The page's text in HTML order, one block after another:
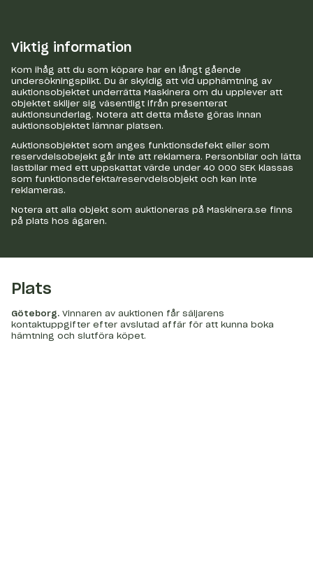
Viktig information
Kom ihåg att du som köpare har en långt gående
undersökningsplikt. Du är skyldig att vid upphämtning av
auktionsobjektet underrätta Maskinera om du upplever att
objektet skiljer sig väsentligt ifrån presenterat
auktionsunderlag. Notera att detta måste göras innan
auktionsobjektet lämnar platsen.
Auktionsobjektet som anges funktionsdefekt eller som
reservdelsobejekt går inte att reklamera. Personbilar och lätta
lastbilar med ett uppskattat värde under 40 000 SEK klassas
som funktionsdefekta/reservdelsobjekt och kan inte
reklameras.
Notera att alla objekt som auktioneras på Maskinera.se finns
på plats hos ägaren.
Plats
Göteborg. Vinnaren av auktionen får säljarens
kontaktuppgifter efter avslutad affär för att kunna boka
hämtning och slutföra köpet.